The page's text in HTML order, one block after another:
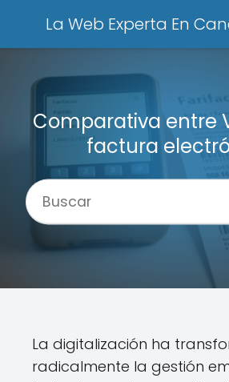
La Web Experta En
Comparativa entre
factura
La digitalización ha
radicalmente la gestión